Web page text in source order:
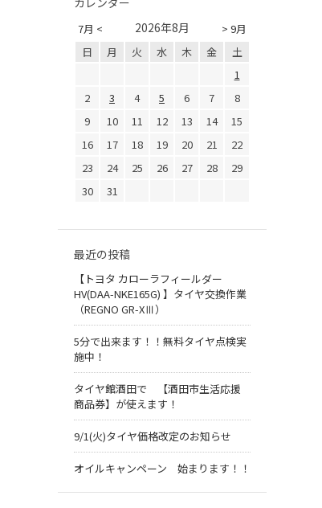
7月 < > 9月
2026年8月
日 月 火 水 木 金
土
1
2
3 4 5 6 7
8
9
10 11 12 13 14
15
16
17 18 19 20 21
22
23
24 25 26 27 28
29
30
31
最近の投稿
【トヨタ カローラフィールダー
HV(DAA-NKE165G) 】タイヤ交換作業
（REGNO GR-XⅢ）
5分で出来ます！！無料タイヤ点検実
施中！
タイヤ館酒田で 【酒田市生活応援
商品券】が使えます！
9/1(火)タイヤ価格改定のお知らせ
オイルキャンペーン 始まります！！